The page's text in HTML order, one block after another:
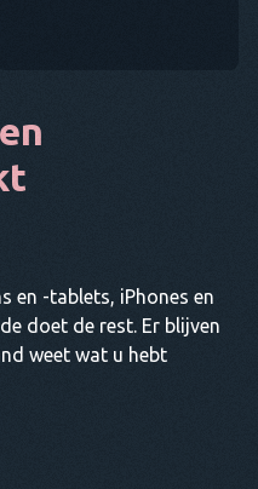
en -tablets, iPhones en
doet de rest. Er blijven
weet wat u hebt